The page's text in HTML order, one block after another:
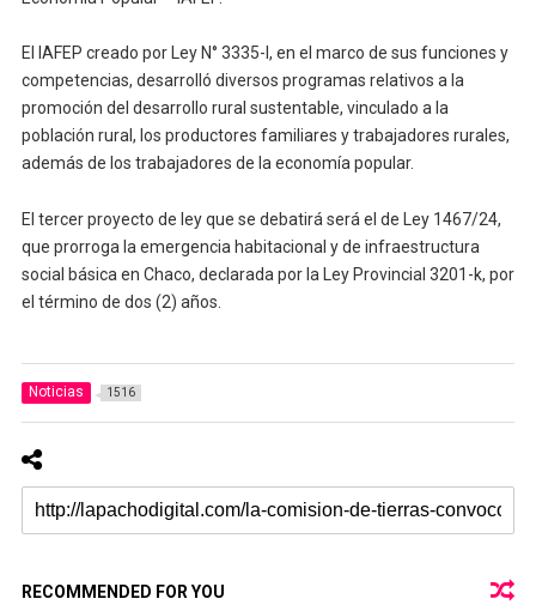
El IAFEP creado por Ley N° 3335-I, en el marco de sus funciones y
competencias, desarrolló diversos programas relativos a la
promoción del desarrollo rural sustentable, vinculado a la
población rural, los productores familiares y trabajadores rurales,
además de los trabajadores de la economía popular.
El tercer proyecto de ley que se debatirá será el de Ley 1467/24,
que prorroga la emergencia habitacional y de infraestructura
social básica en Chaco, declarada por la Ley Provincial 3201-k, por
el término de dos (2) años.
Noticias 1516
RECOMMENDED FOR YOU